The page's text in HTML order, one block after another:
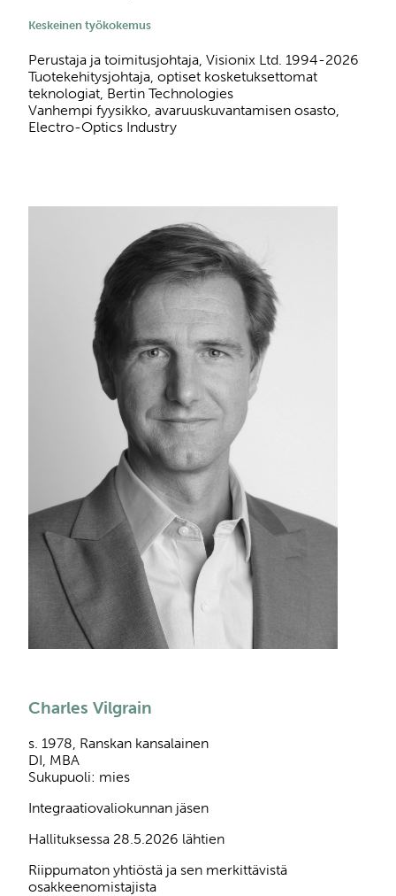
Keskeinen työkokemus
Perustaja ja toimitusjohtaja, Visionix Ltd. 1994-2026
Tuotekehitysjohtaja, optiset kosketuksettomat
teknologiat, Bertin Technologies
Vanhempi fyysikko, avaruuskuvantamisen osasto,
Electro-Optics Industry
Charles Vilgrain
s. 1978, Ranskan kansalainen
DI, MBA
Sukupuoli: mies
Integraatiovaliokunnan jäsen
Hallituksessa 28.5.2026 lähtien
Riippumaton yhtiöstä ja sen merkittävistä
osakkeenomistajista